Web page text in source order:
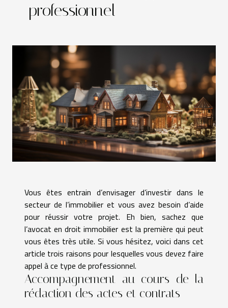
professionnel
Vous êtes entrain d’envisager d’investir dans le
secteur de l’immobilier et vous avez besoin d’aide
pour réussir votre projet. Eh bien, sachez que
l’avocat en droit immobilier est la première qui peut
vous êtes très utile. Si vous hésitez, voici dans cet
article trois raisons pour lesquelles vous devez faire
appel à ce type de professionnel.
Accompagnement au cours de la
rédaction des actes et contrats